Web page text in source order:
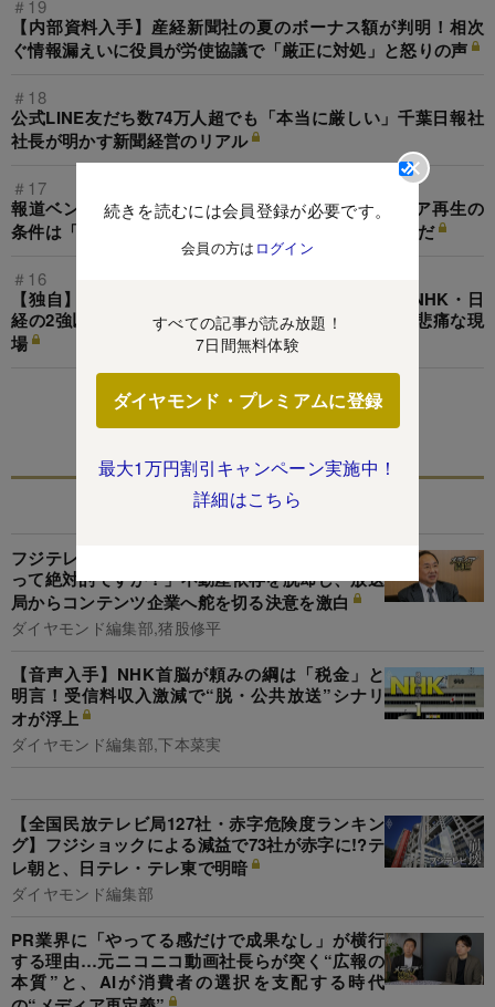
続きを読むには会員登録が必要です。
会員の方は ログイン
すべての記事が読み放題！
7日間無料体験
ダイヤモンド・プレミアムに登録
最大1万円割引キャンペーン実施中！
詳細はこちら
＃19
【内部資料入手】産経新聞社の夏のボーナス額が判明！相次
ぐ情報漏えいに役員が労使協議で「厳正に対処」と怒りの声
＃18
公式LINE友だち数74万人超でも「本当に厳しい」千葉日報社
社長が明かす新聞経営のリアル
＃17
報道ベンチャーJX通信社の米重代表が断言！メディア再生の
条件は「人海戦術の放棄」と「ニュースのデータ化」だ
＃16
【独自】主要メディア海外特派員「激減」の衝撃！NHK・日
経の2強以外は総崩れ、円安で「マックも買えない」悲痛な現
場
この特集を見る
関連記事
フジテレビ清水社長が記者に逆質問「今、テレビ
って絶対的ですか？」不動産依存を脱却し、放送
局からコンテンツ企業へ舵を切る決意を激白
ダイヤモンド編集部,猪股修平
【音声入手】NHK首脳が頼みの綱は「税金」と
明言！受信料収入激減で“脱・公共放送”シナリ
オが浮上
ダイヤモンド編集部,下本菜実
【全国民放テレビ局127社・赤字危険度ランキン
グ】フジショックによる減益で73社が赤字に!?テ
レ朝と、日テレ・テレ東で明暗
ダイヤモンド編集部
PR業界に「やってる感だけで成果なし」が横行
する理由…元ニコニコ動画社長らが突く“広報の
本質”と、AIが消費者の選択を支配する時代